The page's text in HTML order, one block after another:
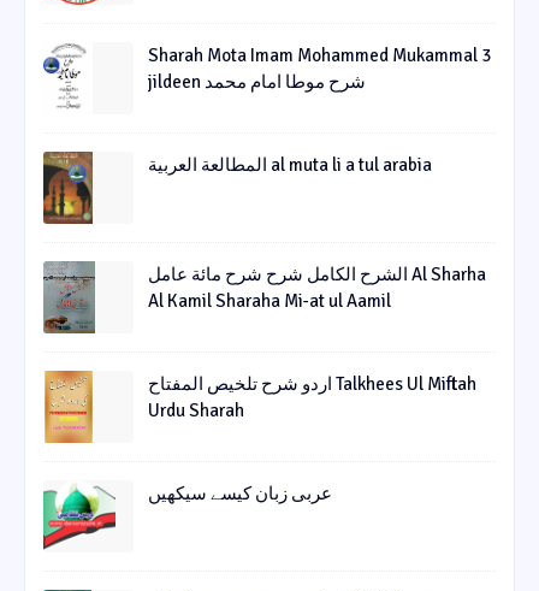
Sharah Mota Imam Mohammed Mukammal 3
jildeen شرح موطا امام محمد
المطالعة العربية al muta li a tul arabia
الشرح الکامل شرح شرح مائة عامل Al Sharha
Al Kamil Sharaha Mi-at ul Aamil
اردو شرح تلخیص المفتاح Talkhees Ul Miftah
Urdu Sharah
عربی زبان کیسے سیکھیں